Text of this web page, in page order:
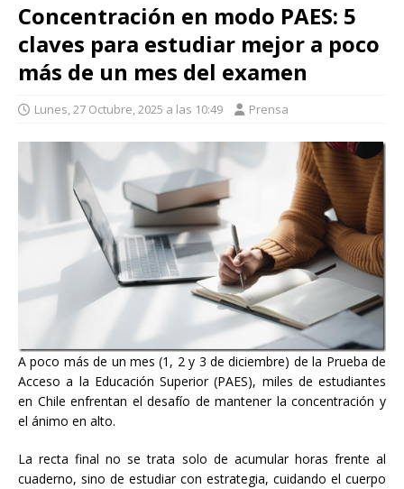
Concentración en modo PAES: 5
claves para estudiar mejor a poco
más de un mes del examen
Lunes, 27 Octubre, 2025 a las 10:49 Prensa
A poco más de un mes (1, 2 y 3 de diciembre) de la Prueba de
Acceso a la Educación Superior (PAES), miles de estudiantes
en Chile enfrentan el desafío de mantener la concentración y
el ánimo en alto.
La recta final no se trata solo de acumular horas frente al
cuaderno, sino de estudiar con estrategia, cuidando el cuerpo